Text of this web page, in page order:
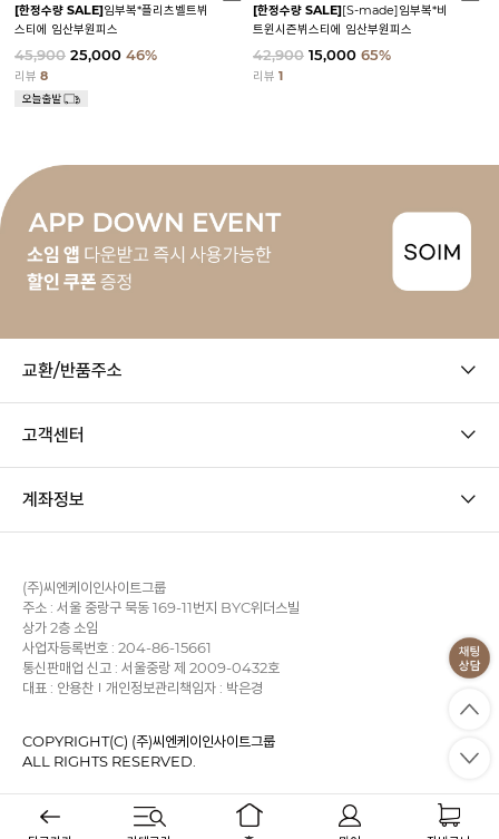
[한정수량 SALE]임부복*플리츠벨트뷔
스티에 임산부원피스
45,900 25,000 46%
리뷰 8
[한정수량 SALE][S-made]임부복*비
트윈시즌뷔스티에 임산부원피스
42,900 15,000 65%
리뷰 1
교환/반품주소
고객센터
계좌정보
(주)씨엔케이인사이트그룹
주소 : 서울 중랑구 묵동 169-11번지 BYC위더스빌
상가 2층 소임
사업자등록번호 : 204-86-15661
통신판매업 신고 : 서울중랑 제 2009-0432호
대표 : 안용찬
개인정보관리책임자 : 박은경
COPYRIGHT(C) (주)씨엔케이인사이트그룹
ALL RIGHTS RESERVED.
사업자정보확인 이용약관 개인정보처리방침 KB에스크로 PC 버전